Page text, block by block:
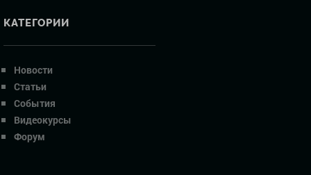
КАТЕГОРИИ
Новости
Статьи
События
Видеокурсы
Форум